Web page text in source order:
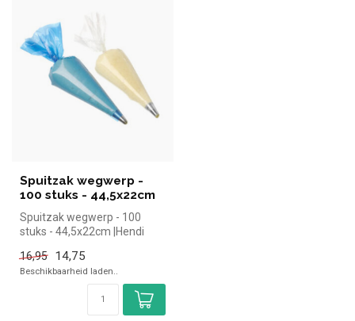
Spuitzak wegwerp -
100 stuks - 44,5x22cm
Spuitzak wegwerp - 100
stuks - 44,5x22cm |Hendi
de ...
16,95 14,75
Beschikbaarheid laden..